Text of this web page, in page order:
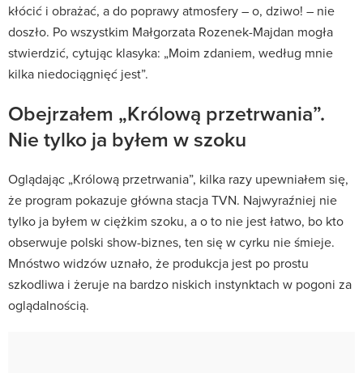
kłócić i obrażać, a do poprawy atmosfery – o, dziwo! – nie
doszło. Po wszystkim Małgorzata Rozenek-Majdan mogła
stwierdzić, cytując klasyka: „Moim zdaniem, według mnie
kilka niedociągnięć jest”.
Obejrzałem „Królową przetrwania”.
Nie tylko ja byłem w szoku
Oglądając „Królową przetrwania”, kilka razy upewniałem się,
że program pokazuje główna stacja TVN. Najwyraźniej nie
tylko ja byłem w ciężkim szoku, a o to nie jest łatwo, bo kto
obserwuje polski show-biznes, ten się w cyrku nie śmieje.
Mnóstwo widzów uznało, że produkcja jest po prostu
szkodliwa i żeruje na bardzo niskich instynktach w pogoni za
oglądalnością.